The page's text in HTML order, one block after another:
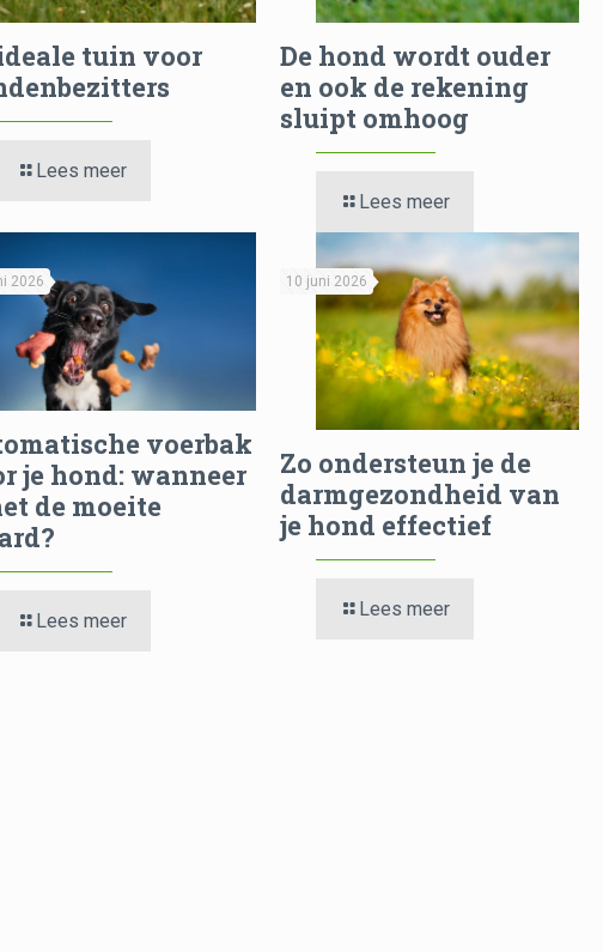
tuin voor
Lees meer
De hond wordt ouder
en ook de rekening
sluipt omhoog
Lees meer
2026
voerbak
je hond: wanneer
de moeite
Lees meer
10 juni 2026
Zo ondersteun je de
darmgezondheid van
je hond effectief
Lees meer